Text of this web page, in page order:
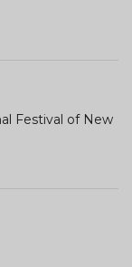
Festival of New